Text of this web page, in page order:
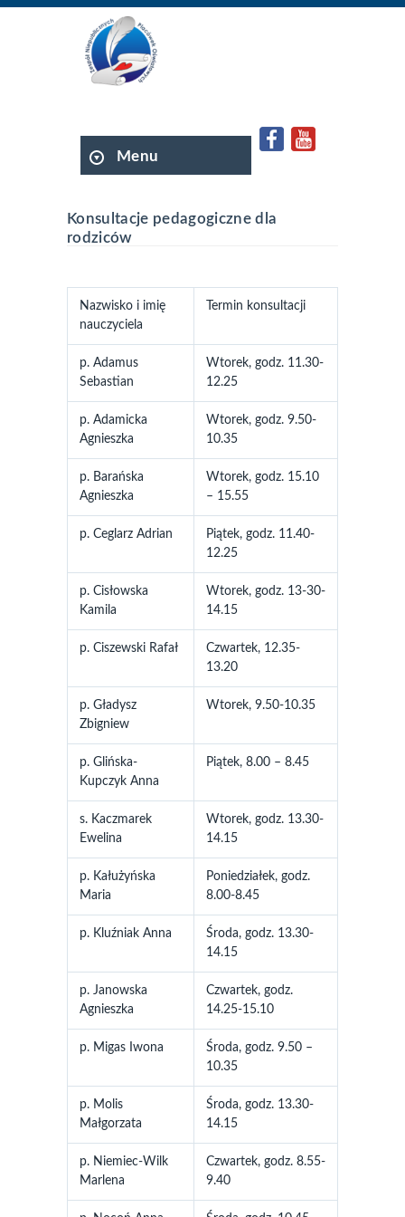
Menu
Konsultacje pedagogiczne dla
rodziców
Nazwisko i imię
nauczyciela
Termin konsultacji
p. Adamus
Sebastian
Wtorek, godz. 11.30-
12.25
p. Adamicka
Agnieszka
Wtorek, godz. 9.50-
10.35
p. Barańska
Agnieszka
Wtorek, godz. 15.10
– 15.55
p. Ceglarz Adrian
Piątek, godz. 11.40-
12.25
p. Cisłowska
Kamila
Wtorek, godz. 13-30-
14.15
p. Ciszewski Rafał
Czwartek, 12.35-
13.20
p. Gładysz
Zbigniew
Wtorek, 9.50-10.35
p. Glińska-
Kupczyk Anna
Piątek, 8.00 – 8.45
s. Kaczmarek
Ewelina
Wtorek, godz. 13.30-
14.15
p. Kałużyńska
Maria
Poniedziałek, godz.
8.00-8.45
p. Kluźniak Anna
Środa, godz. 13.30-
14.15
p. Janowska
Agnieszka
Czwartek, godz.
14.25-15.10
p. Migas Iwona
Środa, godz. 9.50 –
10.35
p. Molis
Małgorzata
Środa, godz. 13.30-
14.15
p. Niemiec-Wilk
Marlena
Czwartek, godz. 8.55-
9.40